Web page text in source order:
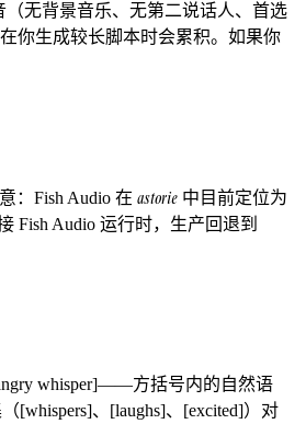
无背景音乐、无第二说话人、首选
你生成较长脚本时会累积。如果你
：Fish Audio 在 astorie 中目前定位为
Fish Audio 运行时，生产回退到
whisper]——方括号内的自然语
、[laughs]、[excited]）对